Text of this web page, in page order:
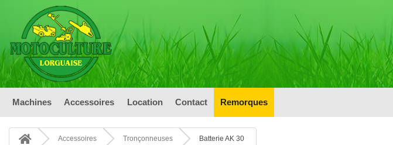
Machines Accessoires Location Contact Remorques
Accessoires Tronçonneuses Batterie AK 30